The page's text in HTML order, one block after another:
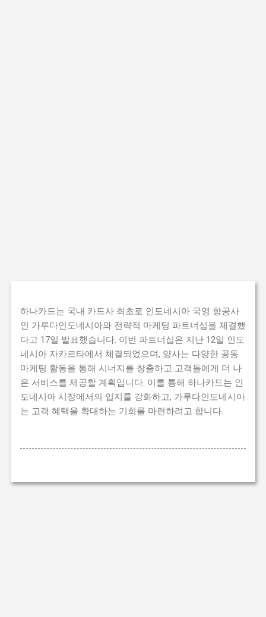
하나카드는 국내 카드사 최초로 인도네시아 국영 항공사
인 가루다인도네시아와 전략적 마케팅 파트너십을 체결했
다고 17일 발표했습니다. 이번 파트너십은 지난 12일 인도
네시아 자카르타에서 체결되었으며, 양사는 다양한 공동
마케팅 활동을 통해 시너지를 창출하고 고객들에게 더 나
은 서비스를 제공할 계획입니다. 이를 통해 하나카드는 인
도네시아 시장에서의 입지를 강화하고, 가루다인도네시아
는 고객 혜택을 확대하는 기회를 마련하려고 합니다.